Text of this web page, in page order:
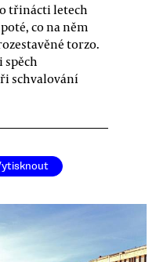
třinácti letech
co na něm
torzo.
spěch
schvalování